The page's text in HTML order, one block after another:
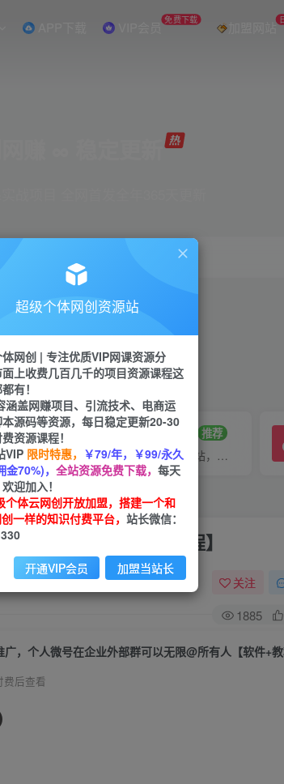
APP下载 VIP会员 免费下载 加盟网站
引流 短视频 小红书
VIP推广
70%分佣
推广链接
招募站长 推荐
搭建同款网站，自己当老板
限@所有人【软件+教程】
关注
1885
广，个人微号在企业外部群可以无限@所有人【软件+教
费后查看
超级个体网创资源站
网创 | 专注优质VIP网课资源分
上收费几百几千的项目资源课程这
有！
涵盖网赚项目、引流技术、电商运
源码等资源，每日稳定更新20-30
资源课程！
VIP 限时特惠， ￥79/年，￥99/永久
70%)， 全站资源免费下载， 每天
迎加入！
个体云网创开放加盟，搭建一个和
一样的知识付费平台， 站长微信：
开通VIP会员 加盟当站长